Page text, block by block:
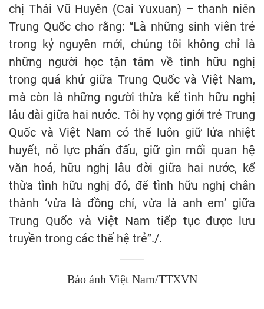
chị Thái Vũ Huyên (Cai Yuxuan) – thanh niên
Trung Quốc cho rằng: “Là những sinh viên trẻ
trong kỷ nguyên mới, chúng tôi không chỉ là
những người học tận tâm về tình hữu nghị
trong quá khứ giữa Trung Quốc và Việt Nam,
mà còn là những người thừa kế tình hữu nghị
lâu dài giữa hai nước. Tôi hy vọng giới trẻ Trung
Quốc và Việt Nam có thể luôn giữ lửa nhiệt
huyết, nỗ lực phấn đấu, giữ gìn mối quan hệ
văn hoá, hữu nghị lâu đời giữa hai nước, kế
thừa tình hữu nghị đỏ, để tình hữu nghị chân
thành ‘vừa là đồng chí, vừa là anh em’ giữa
Trung Quốc và Việt Nam tiếp tục được lưu
truyền trong các thế hệ trẻ”./.
Báo ảnh Việt Nam/TTXVN